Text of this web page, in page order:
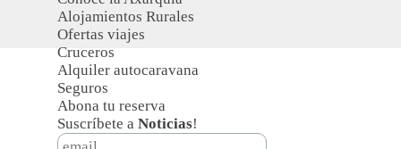
Alojamientos Rurales
Ofertas viajes
Cruceros
Alquiler autocaravana
Seguros
Abona tu reserva
Suscríbete a Noticias!